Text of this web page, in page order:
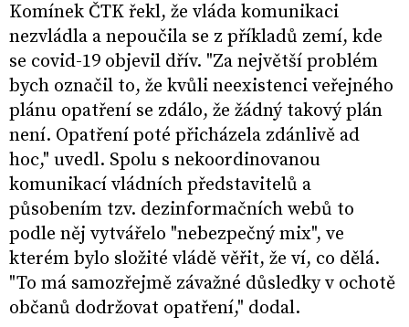
Komínek ČTK řekl, že vláda komunikaci
nezvládla a nepoučila se z příkladů zemí, kde
se covid-19 objevil dřív. "Za největší problém
bych označil to, že kvůli neexistenci veřejného
plánu opatření se zdálo, že žádný takový plán
není. Opatření poté přicházela zdánlivě ad
hoc," uvedl. Spolu s nekoordinovanou
komunikací vládních představitelů a
působením tzv. dezinformačních webů to
podle něj vytvářelo "nebezpečný mix", ve
kterém bylo složité vládě věřit, že ví, co dělá.
"To má samozřejmě závažné důsledky v ochotě
občanů dodržovat opatření," dodal.